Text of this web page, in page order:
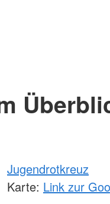
Jugendrotkreuz
Karte: Link zur